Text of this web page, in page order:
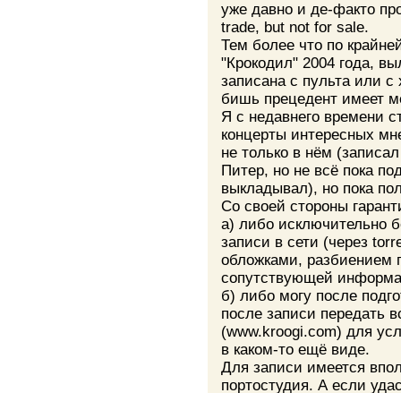
уже давно и де-факто
trade, but not for sale.
Тем более что по
"Крокодил" 2004 года,
записана с пульта или
бишь прецедент имеет
Я с недавнего времени
концерты интересных
не только в нём
Питер, но не всё пока
выкладывал), но пока
Со своей стороны
а) либо исключительно
записи в сети (через
обложками, разбиением
сопутствующей
б) либо могу после
после записи передать
(www.kroogi.com) для
в каком-то ещё виде.
Для записи имеется
портостудия. А если